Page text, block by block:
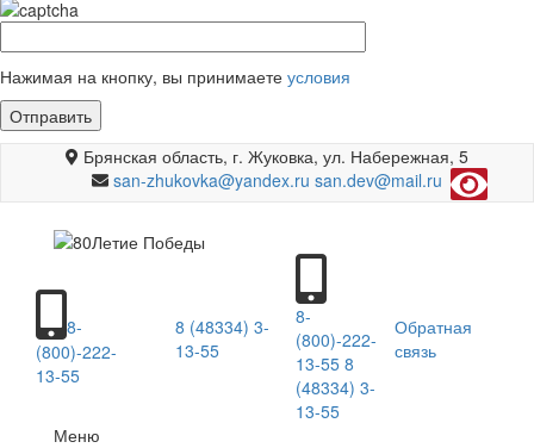
Нажимая на кнопку, вы принимаете условия
Брянская область, г. Жуковка, ул. Набережная, 5
san-zhukovka@yandex.ru san.dev@mail.ru
8-
(800)-222-
13-55
8 (48334) 3-
13-55
8-
(800)-222-
13-55 8
(48334) 3-
13-55
Обратная
связь
Меню